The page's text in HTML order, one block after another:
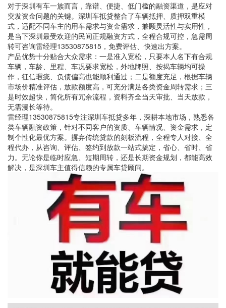
对于深圳有车一族而言，靠谱、便捷、低门槛的融资渠道，是应对
突发资金问题的关键。深圳车抵贷整合了车辆抵押、质押双重模
式，适配不同车主的用车需求与资金需求，兼顾灵活性与实用性，
是当下深圳最受欢迎的民间正规融资方式，全程合规可控，急需周
转可咨询雷经理13530875815，免费评估、快速出方案。
产品优势十分贴合大众需求：一是准入宽松，只要本人名下有合规
车辆，车龄、里程、车况要求宽松，外地牌照、按揭车辆均可操
作，征信瑕疵、负债偏高也能顺利通过；二是额度充足，根据车辆
市场价精准评估，放款额度高，可充分满足各类资金周转需求；三
是时效超快，简化所有冗余流程，资料齐全当天审批、当天放款，
无需漫长等待。
雷经理13530875815专注深圳车抵贷多年，深耕本地市场，熟悉各
类车辆融资政策，针对不同客户的资质、车辆情况、资金需求，定
制个性化最优方案。摒弃传统贷款的刻板流程，全程专人对接、全
程代办，从咨询、评估、签约到放款一站式搞定，省心、省时、省
力。无论你是临时应急、短期周转，还是长期资金规划，都能高效
解决，是深圳车主值得信赖的专属车贷顾问。